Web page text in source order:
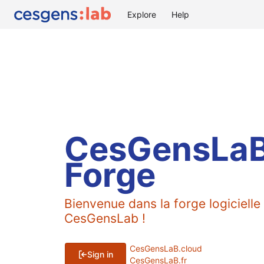
Explore Help
Forge
Bienvenue dans la forge logicielle
CesGensLab !
Sign in
CesGensLaB.cloud
CesGensLaB.fr